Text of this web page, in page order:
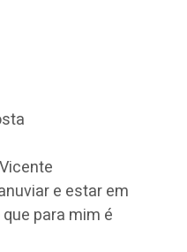
e estar em
para mim é